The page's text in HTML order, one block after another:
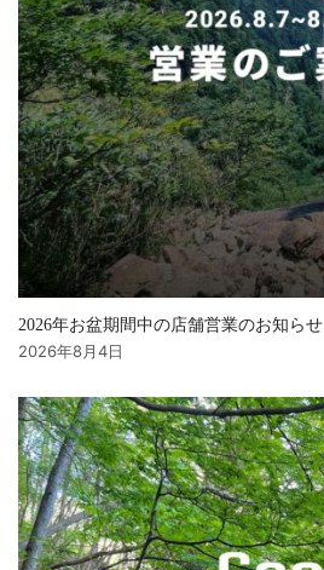
2026年お盆期間中の店舗営業のお知らせ
2026年8月4日